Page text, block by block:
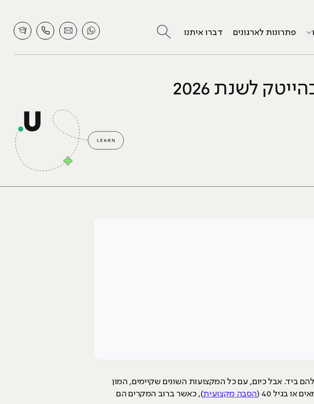
פתרונות לארגונים דברו איתנו לחץ לחיפוש
ביד. אבל כיום, עם כל המקצועות השונים שקיימים, המון
בגיל 40 (
הסבה מקצועית), כאשר ברוב המקרים הם